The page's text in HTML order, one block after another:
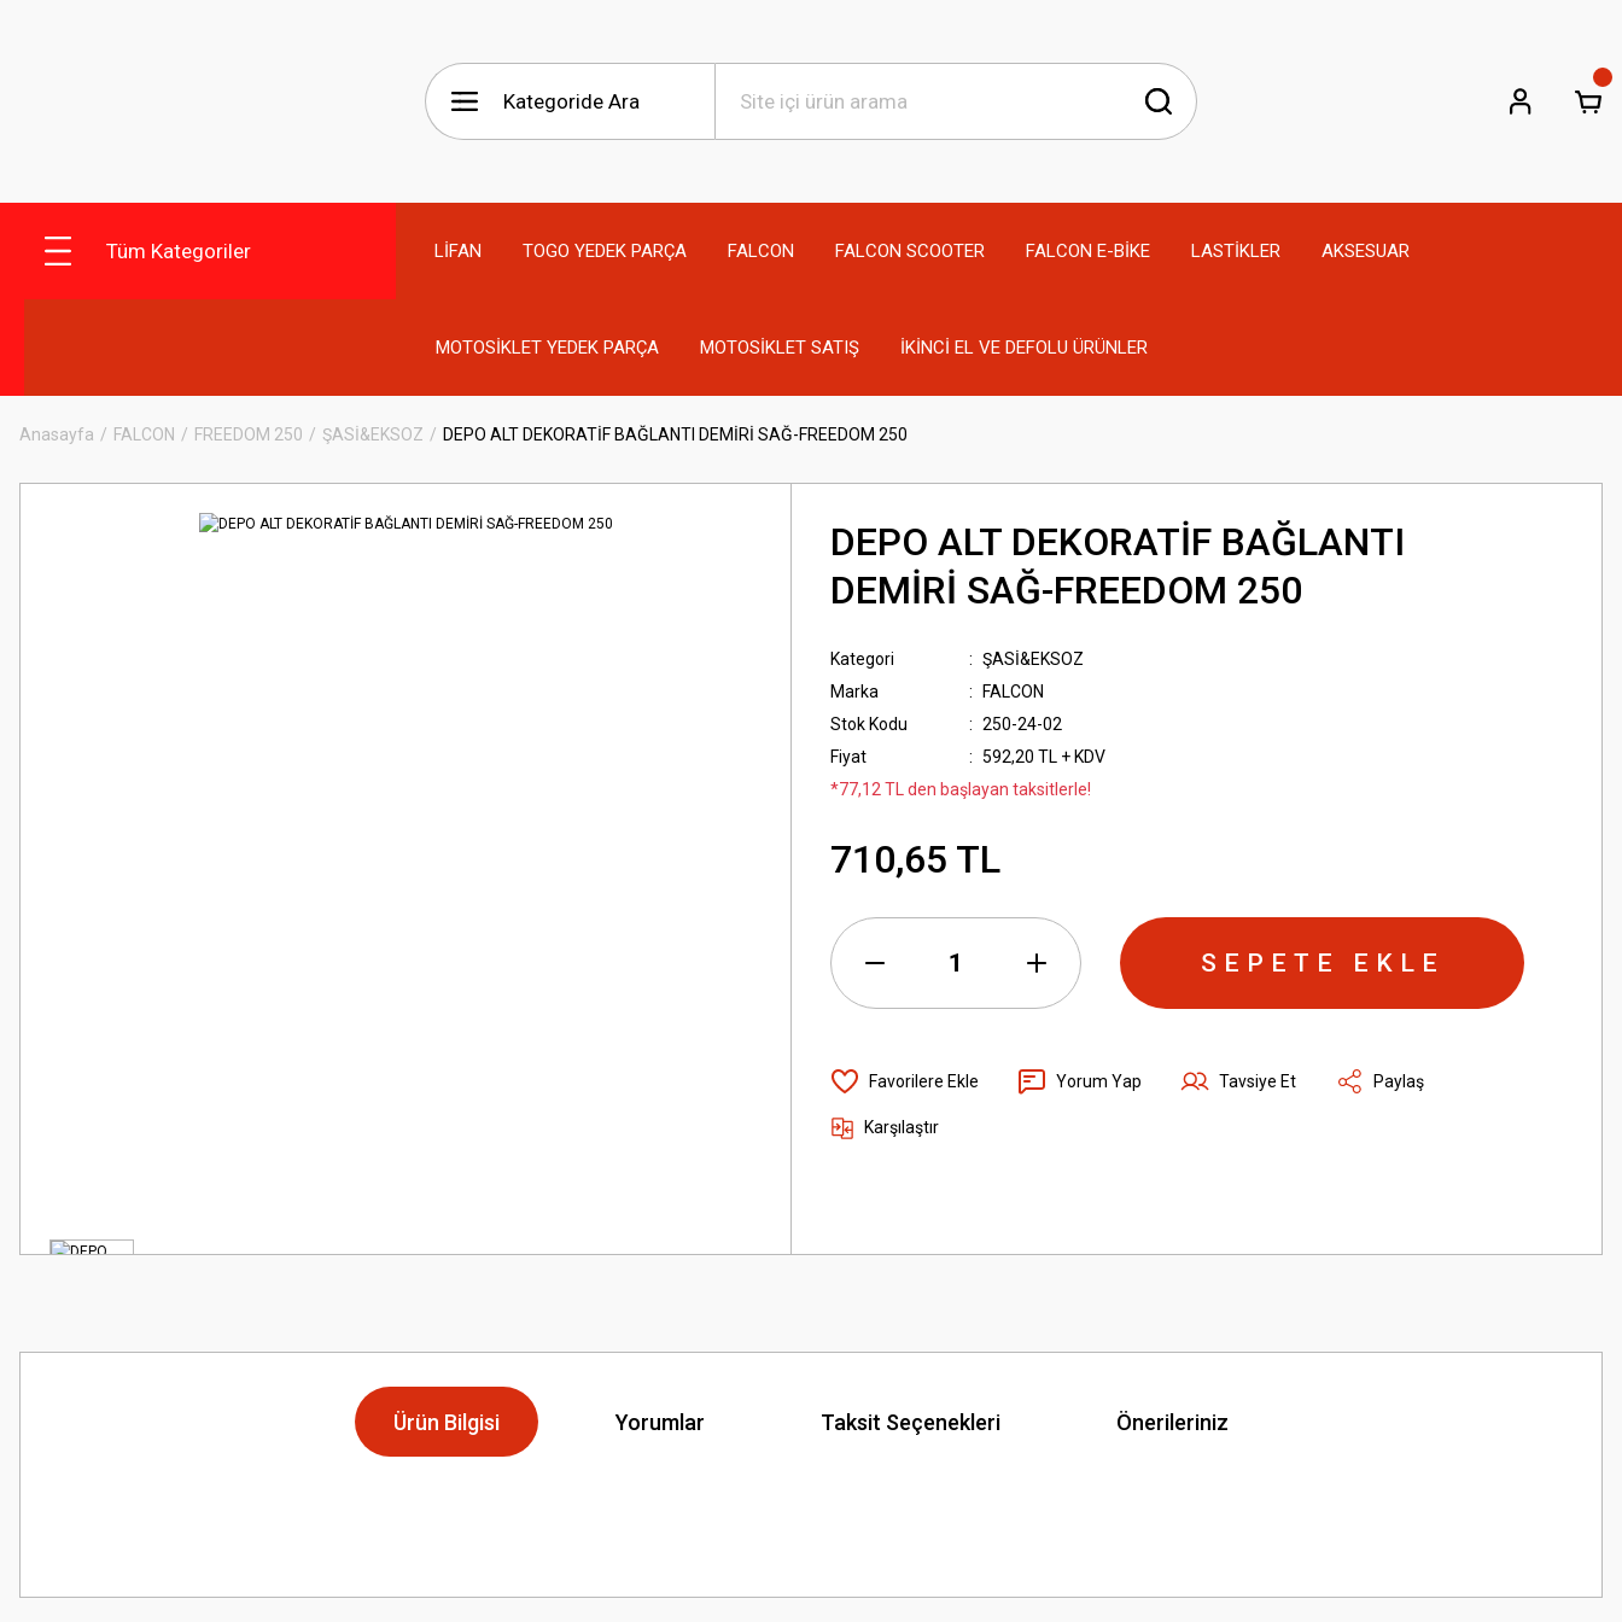
Tüm Kategoriler LİFAN TOGO YEDEK PARÇA FALCON FALCON SCOOTER FALCON E-BİKE LASTİKLER AKSESUAR
MOTOSİKLET YEDEK PARÇA MOTOSİKLET SATIŞ İKİNCİ EL VE DEFOLU ÜRÜNLER
Anasayfa FALCON FREEDOM 250 ŞASİ&EKSOZ DEPO ALT DEKORATİF BAĞLANTI DEMİRİ SAĞ-FREEDOM 250
DEPO ALT DEKORATİF BAĞLANTI
DEMİRİ SAĞ-FREEDOM 250
Kategori
ŞASİ&EKSOZ
Marka
FALCON
Stok Kodu
250-24-02
Fiyat
592,20 TL + KDV
*77,12 TL den başlayan taksitlerle!
710,65 TL
SEPETE EKLE
Yorum Yap Tavsiye Et Paylaş
Karşılaştır
Ürün Bilgisi Yorumlar Taksit Seçenekleri Önerileriniz
Görüş ve önerileriniz için teşekkür ederiz.